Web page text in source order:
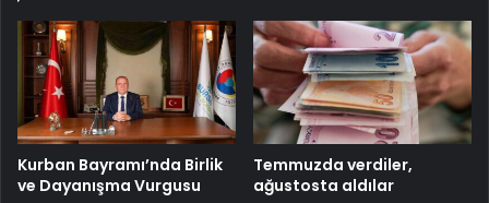
Kurban Bayramı’nda Birlik
ve Dayanışma Vurgusu
Temmuzda verdiler,
ağustosta aldılar